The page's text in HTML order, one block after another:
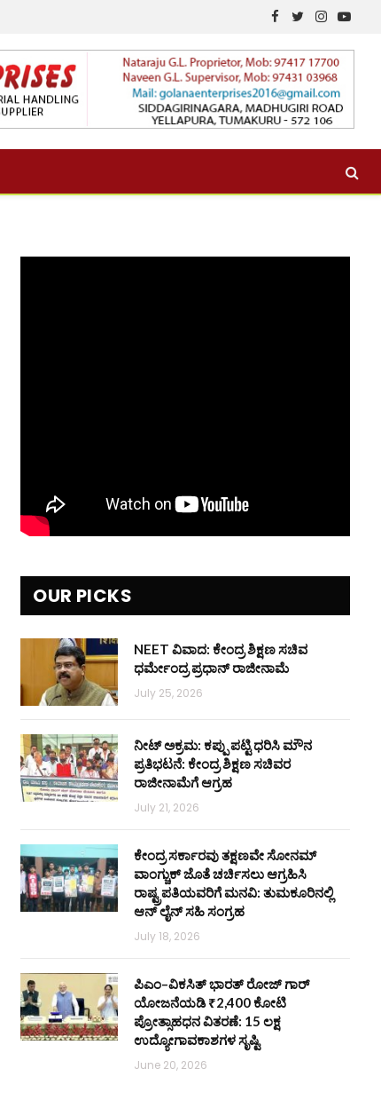
Facebook
TwitterInstagram
OUR PICKS
NEET ವಿವಾದ: ಕೇಂದ್ರ ಶಿಕ್ಷಣ ಸಚಿವ
ಧರ್ಮೇಂದ್ರ ಪ್ರಧಾನ್ ರಾಜೀನಾಮೆ
July 25, 2026
ನೀಟ್ ಅಕ್ರಮ: ಕಪ್ಪು ಪಟ್ಟಿ ಧರಿಸಿ ಮೌನ
ಪ್ರತಿಭಟನೆ: ಕೇಂದ್ರ ಶಿಕ್ಷಣ ಸಚಿವರ
ರಾಜೀನಾಮೆಗೆ ಆಗ್ರಹ
July 21, 2026
ಕೇಂದ್ರ ಸರ್ಕಾರವು ತಕ್ಷಣವೇ ಸೋನಮ್
ವಾಂಗ್ಚುಕ್ ಜೊತೆ ಚರ್ಚಿಸಲು ಆಗ್ರಹಿಸಿ
ರಾಷ್ಟ್ರಪತಿಯವರಿಗೆ ಮನವಿ: ತುಮಕೂರಿನಲ್ಲಿ
ಆನ್‌ ಲೈನ್ ಸಹಿ ಸಂಗ್ರಹ
July 18, 2026
ಪಿಎಂ–ವಿಕಸಿತ್ ಭಾರತ್ ರೋಜ್‌ ಗಾರ್
ಯೋಜನೆಯಡಿ ₹2,400 ಕೋಟಿ
ಪ್ರೋತ್ಸಾಹಧನ ವಿತರಣೆ: 15 ಲಕ್ಷ
ಉದ್ಯೋಗಾವಕಾಶಗಳ ಸೃಷ್ಟಿ
June 20, 2026